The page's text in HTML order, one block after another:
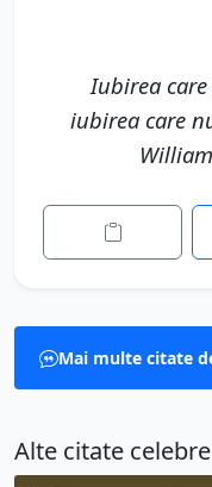
Iubirea
iubirea care
Mai multe citate
Alte citate